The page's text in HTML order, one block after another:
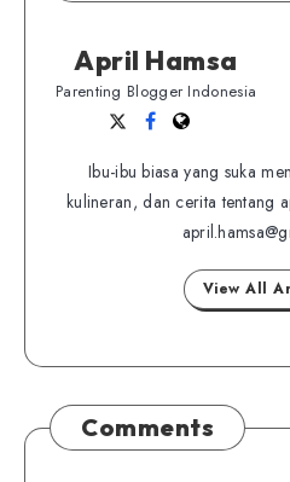
April Hamsa
Parenting Blogger Indonesia
Follow
Follow
Facebook
Website
Ibu-ibu biasa yang suka
kulineran, dan cerita tentang
View All
Comments